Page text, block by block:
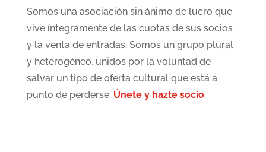
Somos una asociación sin ánimo de lucro que
vive íntegramente de las cuotas de sus socios
y la venta de entradas. Somos un grupo plural
y heterogéneo, unidos por la voluntad de
salvar un tipo de oferta cultural que está a
punto de perderse. Únete y hazte socio.